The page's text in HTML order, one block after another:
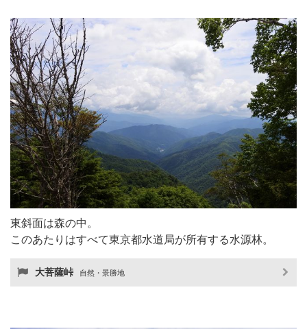
東斜面は森の中。
このあたりはすべて東京都水道局が所有する水源林。
大菩薩峠 自然・景勝地